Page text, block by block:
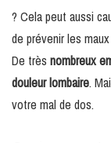
? Cela peut aussi
de prévenir les
De très nombreux
douleur lombaire.
votre mal de dos.